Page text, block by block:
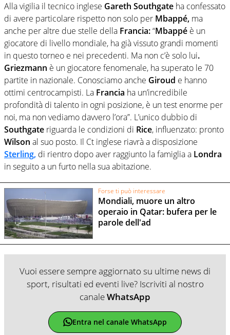
Alla vigilia il tecnico inglese Gareth Southgate ha confessato
di avere particolare rispetto non solo per Mbappé, ma
anche per altre due stelle della Francia:“Mbappé è un
giocatore di livello mondiale, ha già vissuto grandi momenti
in questo torneo e nei precedenti. Ma non c’è solo lui.
Griezmann è un giocatore fenomenale, ha superato le 70
partite in nazionale. Conosciamo anche Giroud e hanno
ottimi centrocampisti. La Francia ha un’incredibile
profondità di talento in ogni posizione, è un test enorme per
noi, ma non vediamo davvero l’ora”. L’unico dubbio di
Southgate riguarda le condizioni di Rice, influenzato: pronto
Wilson al suo posto. Il Ct inglese riavrà a disposizione
Sterling, di rientro dopo aver raggiunto la famiglia a Londra
in seguito a un furto nella sua abitazione.
Forse ti può interessare
Mondiali, muore un altro
operaio in Qatar: bufera per le
parole dell'ad
Vuoi essere sempre aggiornato su ultime news di
sport, risultati ed eventi live? Iscriviti al nostro
canaleWhatsApp
Entra nel canale WhatsApp